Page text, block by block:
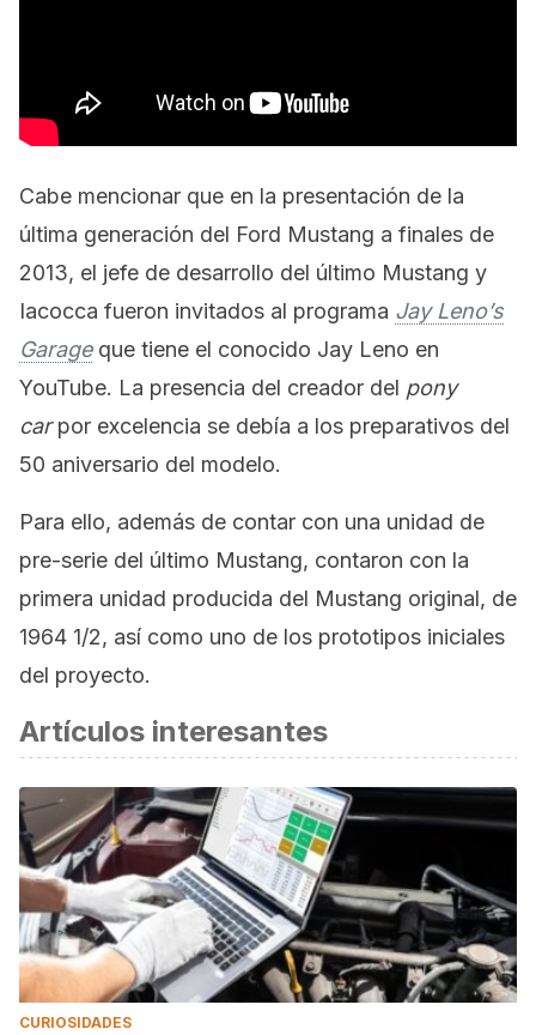
Cabe mencionar que en la presentación de la
última generación del Ford Mustang a finales de
2013, el jefe de desarrollo del último Mustang y
Iacocca fueron invitados al programa Jay Leno’s
Garageque tiene el conocido Jay Leno en
YouTube. La presencia del creador del pony
carpor excelencia se debía a los preparativos del
50 aniversario del modelo.
Para ello, además de contar con una unidad de
pre-serie del último Mustang, contaron con la
primera unidad producida del Mustang original, de
1964 1/2, así como uno de los prototipos iniciales
del proyecto.
Artículos interesantes
CURIOSIDADES